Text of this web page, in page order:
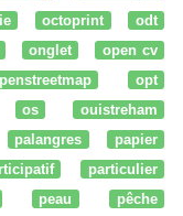
octoprint
odt
onglet
open cv
opt
os
ouistreham
palangres
papier
particulier
peau
pêche